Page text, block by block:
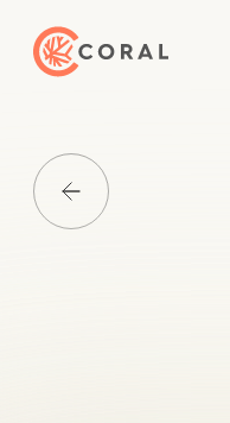
トップページへ戻る
Media一覧に戻る